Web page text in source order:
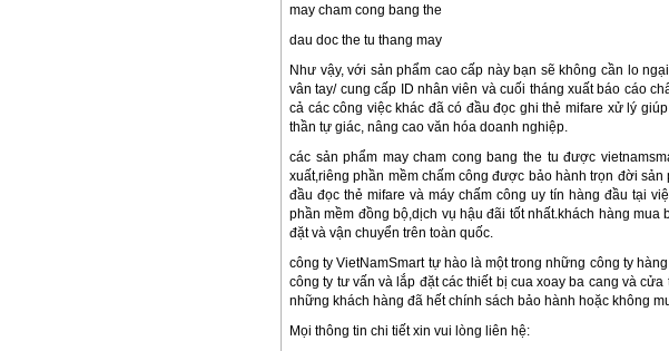
may cham cong bang the
dau doc the tu thang may
Như vậy, với sản phẩm cao cấp này bạn sẽ không cần lo
vân tay/ cung cấp ID nhân viên và cuối tháng xuất báo cáo
cả các công việc khác đã có đầu đọc ghi thẻ mifare xử lý
thần tự giác, nâng cao văn hóa doanh nghiệp.
các sản phẩm may cham cong bang the tu được
xuất,riêng phần mềm chấm công được bảo hành trọn đời
đầu đọc thẻ mifare và máy chấm công uy tín hàng đầu tại
phần mềm đồng bộ,dịch vụ hậu đãi tốt nhất.khách hàng
đặt và vận chuyển trên toàn quốc.
công ty VietNamSmart tự hào là một trong những công ty
công ty tư vấn và lắp đặt các thiết bị cua xoay ba cang và
những khách hàng đã hết chính sách bảo hành hoặc không
Mọi thông tin chi tiết xin vui lòng liên hệ: